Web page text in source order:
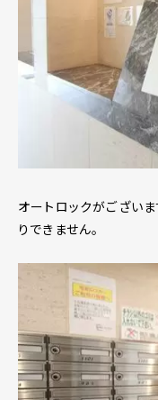
オートロックがござい
りできません。